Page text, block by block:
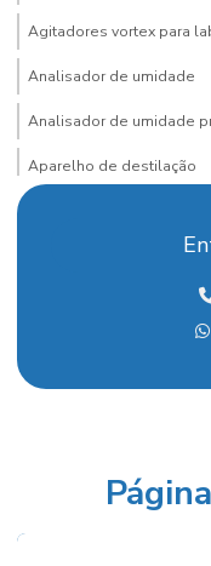
Agitadores vortex para
Analisador de umidade
Analisador de umidade
Aparelho de destilação
Aparelho para
Aquecedor para
Balança analítica preço
Balança semi analítica